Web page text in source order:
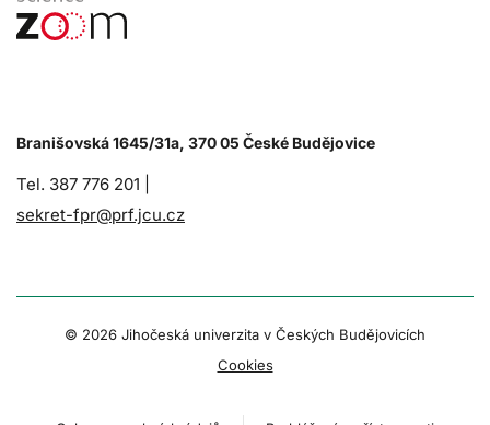
Branišovská 1645/31a, 370 05 České Budějovice
Tel. 387 776 201 |
sekret-fpr@prf.jcu.cz
© 2026 Jihočeská univerzita v Českých Budějovicích
Cookies